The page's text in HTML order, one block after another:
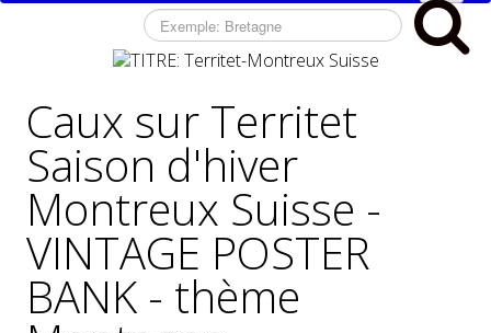
D'AFFICHES
ANCIENNES▼
CONTACT
CONDITIONS
GÉNÉRALES
DE
VENTE
Caux sur Territet
Saison d'hiver
Montreux Suisse -
VINTAGE POSTER
BANK - thème